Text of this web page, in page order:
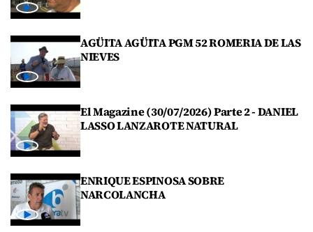
AGÜITA AGÜITA PGM 52 ROMERIA DE LAS
NIEVES
El Magazine (30/07/2026) Parte 2 - DANIEL
LASSO LANZAROTE NATURAL
ENRIQUE ESPINOSA SOBRE
NARCOLANCHA